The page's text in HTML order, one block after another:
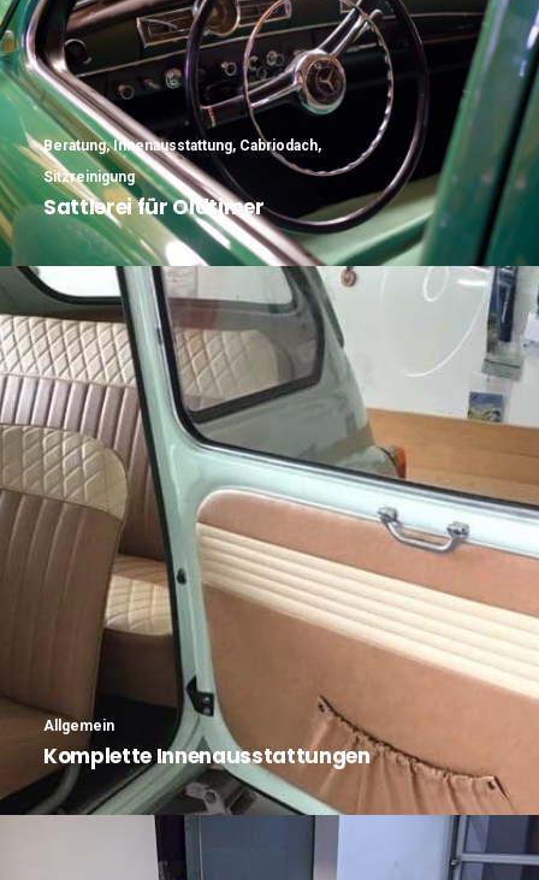
Beratung, Innenausstattung, Cabriodach,
Sitzreinigung
Sattlerei für Oldtimer
Allgemein
Komplette Innenausstattungen